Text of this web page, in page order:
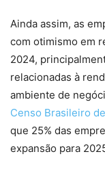
Ainda assim, as
com otimismo em
2024,
relacionadas à
ambiente de
Censo Brasileiro
que 25% das
expansão para